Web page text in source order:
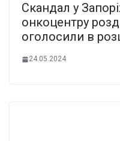
Скандал у
онкоцентру
оголосили в
24.05.2024